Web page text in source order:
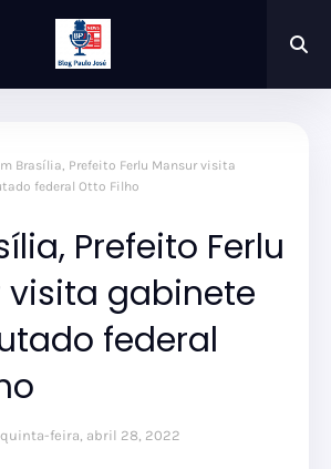
Brasília, Prefeito Ferlu Mansur visita
federal Otto Filho
Prefeito Ferlu
visita gabinete
federal
quinta-feira, abril 28, 2022